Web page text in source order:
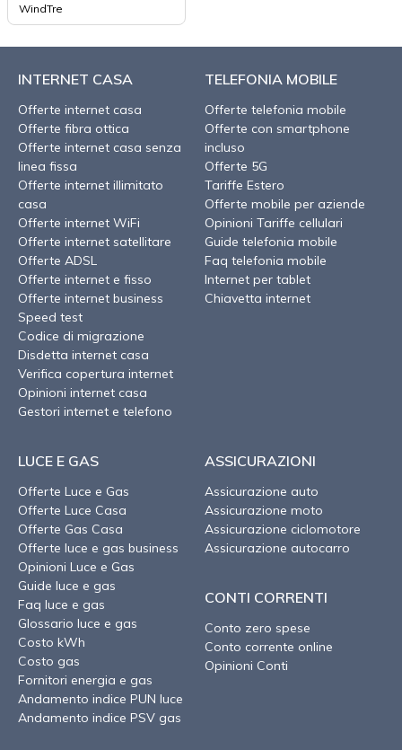
WindTre
INTERNET CASA
Offerte internet casa
Offerte fibra ottica
Offerte internet casa senza
linea fissa
Offerte internet illimitato
casa
Offerte internet WiFi
Offerte internet satellitare
Offerte ADSL
Offerte internet e fisso
Offerte internet business
Speed test
Codice di migrazione
Disdetta internet casa
Verifica copertura internet
Opinioni internet casa
Gestori internet e telefono
TELEFONIA MOBILE
Offerte telefonia mobile
Offerte con smartphone
incluso
Offerte 5G
Tariffe Estero
Offerte mobile per aziende
Opinioni Tariffe cellulari
Guide telefonia mobile
Faq telefonia mobile
Internet per tablet
Chiavetta internet
LUCE E GAS
Offerte Luce e Gas
Offerte Luce Casa
Offerte Gas Casa
Offerte luce e gas business
Opinioni Luce e Gas
Guide luce e gas
Faq luce e gas
Glossario luce e gas
Costo kWh
Costo gas
Fornitori energia e gas
Andamento indice PUN luce
Andamento indice PSV gas
ASSICURAZIONI
Assicurazione auto
Assicurazione moto
Assicurazione ciclomotore
Assicurazione autocarro
CONTI CORRENTI
Conto zero spese
Conto corrente online
Opinioni Conti